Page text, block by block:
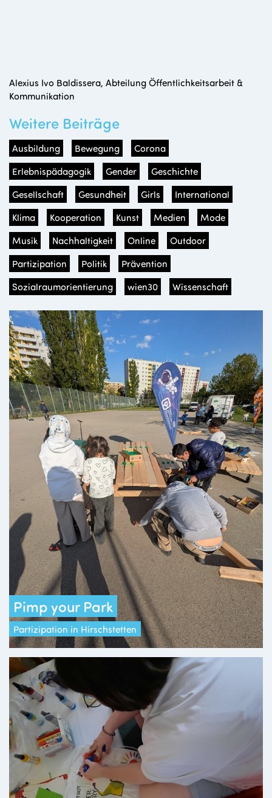
Alexius Ivo Baldissera, Abteilung Öffentlichkeitsarbeit &
Kommunikation
Weitere Beiträge
Ausbildung Bewegung
Corona
Erlebnispädagogik
Gender
Geschichte
Gesellschaft
Gesundheit Girls
International
Klima
Kooperation Kunst Medien
Mode
Musik
Nachhaltigkeit Online
Outdoor
Partizipation
Politik
Prävention
Sozialraumorientierung
wien30 Wissenschaft
Pimp your Park
Partizipation in Hirschstetten